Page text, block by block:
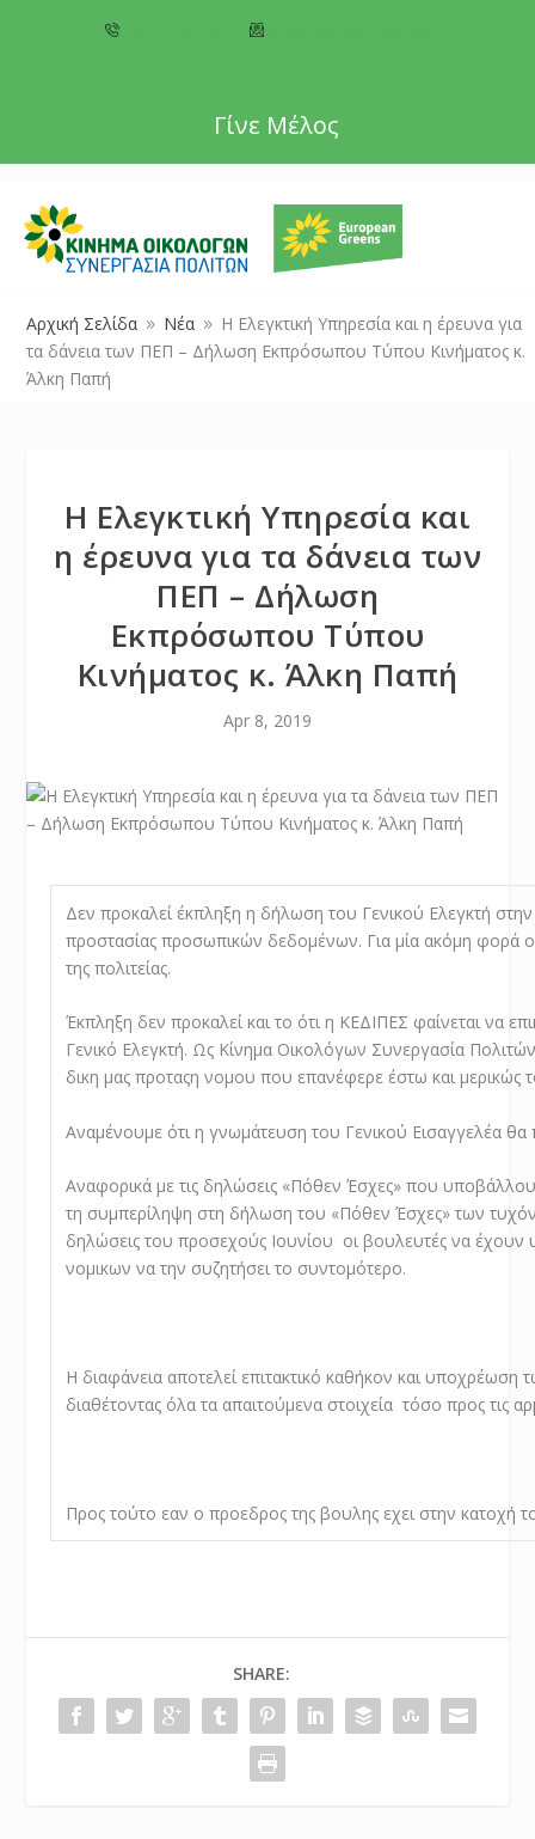
Γίνε Μέλος
Αρχική Σελίδα 9 Νέα 9
Η Ελεγκτική Υπηρεσία και η έρευνα για
τα δάνεια των ΠΕΠ – Δήλωση Εκπρόσωπου Τύπου Κινήματος κ.
Άλκη Παπή
Η Ελεγκτική Υπηρεσία και
η έρευνα για τα δάνεια των
ΠΕΠ – Δήλωση
Εκπρόσωπου Τύπου
Κινήματος κ. Άλκη Παπή
Apr 8, 2019
Δεν προκαλεί έκπληξη η δήλωση του Γενικού Ελεγκτή
προστασίας προσωπικών δεδομένων. Για μία ακόμη φορά
της πολιτείας.
Έκπληξη δεν προκαλεί και το ότι η ΚΕΔΙΠΕΣ φαίνεται να
Γενικό Ελεγκτή. Ως Κίνημα Οικολόγων Συνεργασία
δικη μας προταςη νομου που επανέφερε έστω και
Αναμένουμε ότι η γνωμάτευση του Γενικού Εισαγγελέα
Αναφορικά με τις δηλώσεις «Πόθεν Έσχες» που
τη συμπερίληψη στη δήλωση του «Πόθεν Έσχες» των
δηλώσεις του προσεχούς Ιουνίου οι βουλευτές να έχουν
νομικων να την συζητήσει το συντομότερο.
Η διαφάνεια αποτελεί επιτακτικό καθήκον και
διαθέτοντας όλα τα απαιτούμενα στοιχεία τόσο προς τις
Προς τούτο εαν ο προεδρος της βουλης εχει στην κατοχή
SHARE: